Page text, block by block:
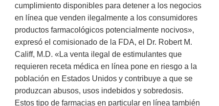
cumplimiento disponibles para detener a los negocios
en línea que venden ilegalmente a los consumidores
productos farmacológicos potencialmente nocivos»,
expresó el comisionado de la FDA, el Dr. Robert M.
Califf, M.D. «La venta ilegal de estimulantes que
requieren receta médica en línea pone en riesgo a la
población en Estados Unidos y contribuye a que se
produzcan abusos, usos indebidos y sobredosis.
Estos tipo de farmacias en particular en línea también